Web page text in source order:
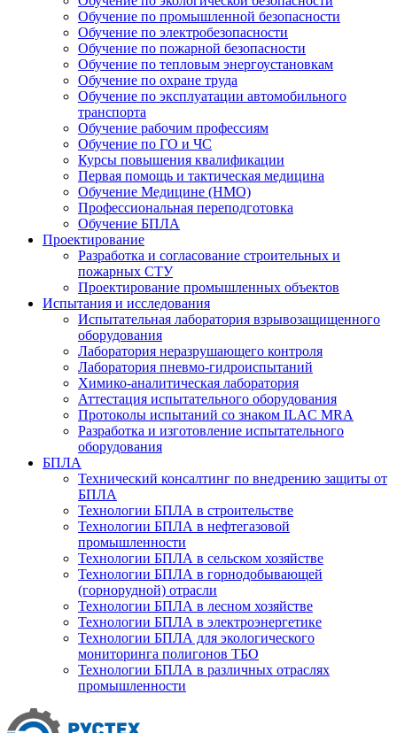
Обучение по промышленной безопасности
Обучение по электробезопасности
Обучение по пожарной безопасности
Обучение по тепловым энергоустановкам
Обучение по охране труда
Обучение по эксплуатации автомобильного
транспорта
Обучение рабочим профессиям
Обучение по ГО и ЧС
Курсы повышения квалификации
Первая помощь и тактическая медицина
Обучение Медицине (НМО)
Профессиональная переподготовка
Обучение БПЛА
Проектирование
Разработка и согласование строительных и
пожарных СТУ
Проектирование промышленных объектов
Испытания и исследования
Испытательная лаборатория взрывозащищенного
оборудования
Лаборатория неразрушающего контроля
Лаборатория пневмо-гидроиспытаний
Химико-аналитическая лаборатория
Аттестация испытательного оборудования
Протоколы испытаний со знаком ILAC MRA
Разработка и изготовление испытательного
оборудования
БПЛА
Технический консалтинг по внедрению защиты от
БПЛА
Технологии БПЛА в строительстве
Технологии БПЛА в нефтегазовой
промышленности
Технологии БПЛА в сельском хозяйстве
Технологии БПЛА в горнодобывающей
(горнорудной) отрасли
Технологии БПЛА в лесном хозяйстве
Технологии БПЛА в электроэнергетике
Технологии БПЛА для экологического
мониторинга полигонов ТБО
Технологии БПЛА в различных отраслях
промышленности